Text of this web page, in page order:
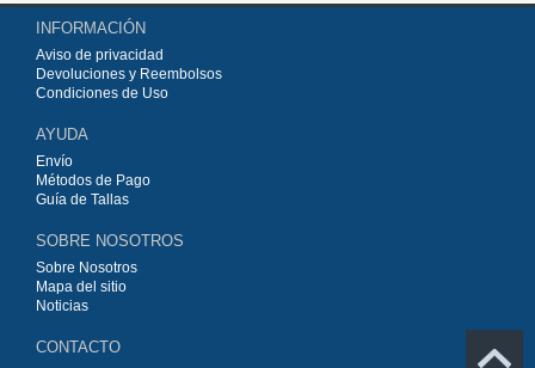
Comprecamisetas de fútbol baratas replicasen la tienda deportiva
más grande de Europa. ¡Grandes ofertas en todas las camisetas del club
de fútbol, ​​kits europeos e internacionales, todo a los precios más bajos!
Compre nuestra gran selección de
INFORMACIÓN
Aviso de privacidad
Devoluciones y Reembolsos
Condiciones de Uso
AYUDA
Envío
Métodos de Pago
Guía de Tallas
SOBRE NOSOTROS
Sobre Nosotros
Mapa del sitio
Noticias
CONTACTO